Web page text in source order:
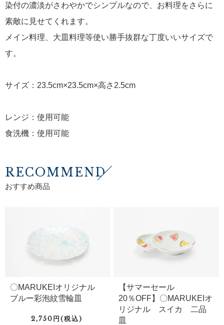
染付の濃淡がさわやかでシンプルなので、お料理をさらに
素敵に見せてくれます。
メイン料理、大皿料理等使い勝手抜群な丁度いいサイズで
す。
サイズ：23.5cm×23.5cm×高さ2.5cm
レンジ：使用可能
食洗機：使用可能
RECOMMEND
おすすめ商品
〇MARUKEIオリジナル
ブルー彩泡紋雪輪皿
2,750円(税込)
【サマーセール
20％OFF】〇MARUKEIオ
リジナル スイカ 二品
皿